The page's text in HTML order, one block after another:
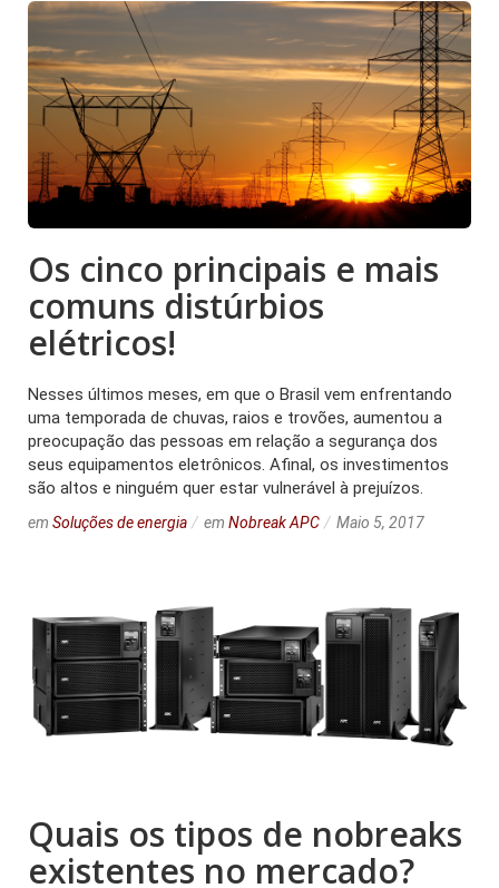
Os cinco principais e mais
comuns distúrbios
elétricos!
Nesses últimos meses, em que o Brasil vem enfrentando
uma temporada de chuvas, raios e trovões, aumentou a
preocupação das pessoas em relação a segurança dos
seus equipamentos eletrônicos. Afinal, os investimentos
são altos e ninguém quer estar vulnerável à prejuízos.
em Soluções de energia em Nobreak APC Maio 5, 2017
Quais os tipos de nobreaks
existentes no mercado?